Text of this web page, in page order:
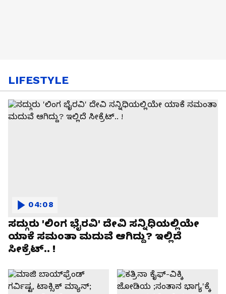
LIFESTYLE
ಸದ್ಗುರು 'ಲಿಂಗ ಭೈರವಿ' ದೇವಿ ಸನ್ನಿಧಿಯಲ್ಲಿಯೇ
ಯಾಕೆ ಸಮಂತಾ ಮದುವೆ ಆಗಿದ್ದು? ಇಲ್ಲಿದೆ
ಸೀಕ್ರೆಟ್.. !
04:08